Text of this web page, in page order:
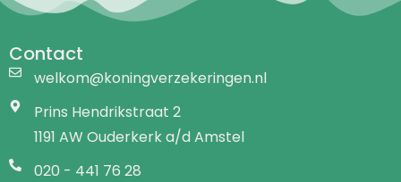
Contact
welkom@koningverzekeringen.nl
Prins Hendrikstraat 2
1191 AW Ouderkerk a/d Amstel
020 - 441 76 28